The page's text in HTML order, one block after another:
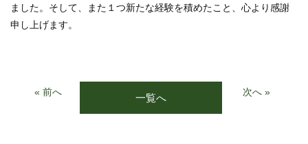
ました。そして、また１つ新たな経験を積めたこと、心より感謝
申し上げます。
« 前へ 一覧へ 次へ »